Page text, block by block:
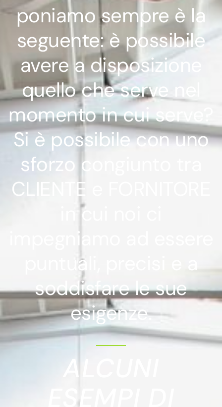
poniamo sempre è la
seguente: è possibile
avere a disposizione
quello che serve nel
momento in cui serve?
Si è possibile con uno
sforzo congiunto tra
CLIENTE e FORNITORE
in cui noi ci
impegniamo ad essere
puntuali, precisi e a
soddisfare le sue
esigenze.
ALCUNI
ESEMPI DI